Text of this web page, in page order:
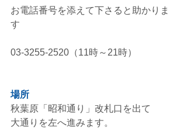
お電話番号を添えて下さると助かりま
す
03-3255-2520（11時～21時）
場所
秋葉原「昭和通り」改札口を出て
大通りを左へ進みます。